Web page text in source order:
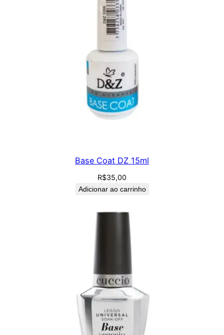
Base Coat DZ 15ml
R$35,00
Adicionar ao carrinho